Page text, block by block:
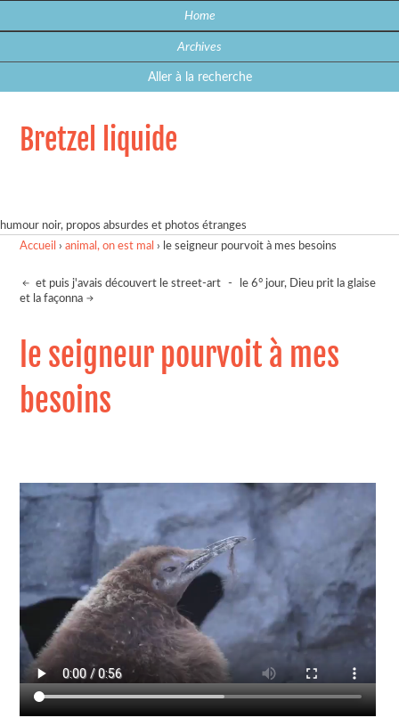
Home
Archives
Aller à la recherche
Bretzel liquide
humour noir, propos absurdes et photos étranges
Accueil ›animal, on est mal › le seigneur pourvoit à mes besoins
et puis j'avais découvert le street-art -
le 6° jour, Dieu prit la glaise
et la façonna
le seigneur pourvoit à mes
besoins